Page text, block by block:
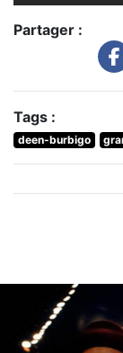
Partager :
Tags :
deen-burbigo